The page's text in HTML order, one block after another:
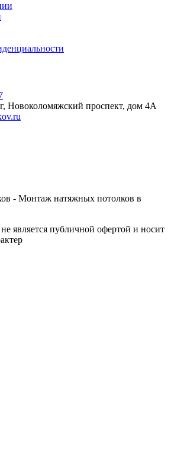
Новоколомяжский проспект, дом 4А
- Монтаж натяжных потолков в
является публичной офертой и носит